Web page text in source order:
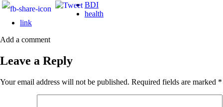
BDI
health
link
Add a comment
Leave a Reply
Your email address will not be published. Required fields are marked *